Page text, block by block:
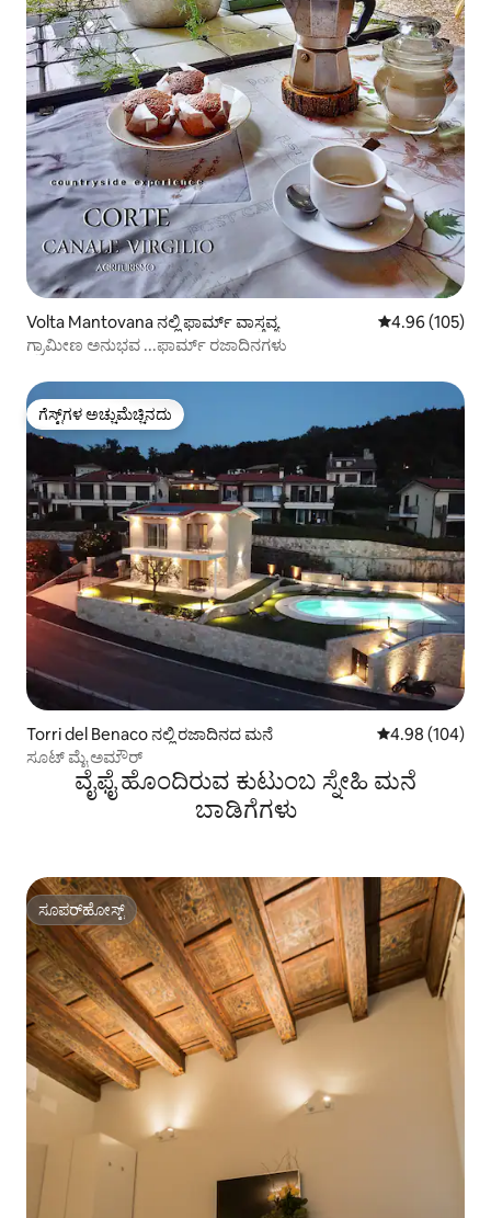
Volta Mantovana ನಲ್ಲಿ ಫಾರ್ಮ್ ವಾಸ್ತವ್ಯ 5 ರಲ್ಲಿ 4.96
4.96 (105)
ಗ್ರಾಮೀಣ ಅನುಭವ ...ಫಾರ್ಮ್ ರಜಾದಿನಗಳು
ಗೆಸ್ಟ್‌ಗಳ ಅಚ್ಚುಮೆಚ್ಚಿನದು
ಗೆಸ್ಟ್‌ಗಳ ಅಚ್ಚುಮೆಚ್ಚಿನದು
Torri del Benaco ನಲ್ಲಿ ರಜಾದಿನದ ಮನೆ 5 ರಲ್ಲಿ 4.98
4.98 (104)
ಸೂಟ್ ಮೈ ಅಮೌರ್
ವೈಫೈ ಹೊಂದಿರುವ ಕುಟುಂಬ ಸ್ನೇಹಿ ಮನೆ
ಬಾಡಿಗೆಗಳು
ಸೂಪರ್‌ಹೋಸ್ಟ್
ಸೂಪರ್‌ಹೋಸ್ಟ್